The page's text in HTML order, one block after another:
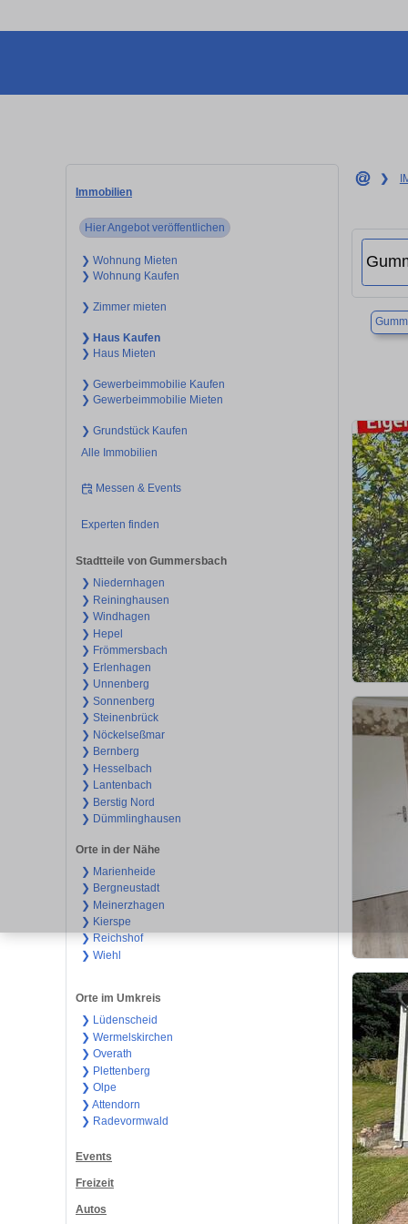
Immobilien
Hier Angebot veröffentlichen
❯ Wohnung Mieten
❯ Wohnung Kaufen
❯ Zimmer mieten
❯ Haus Kaufen
❯ Haus Mieten
❯ Gewerbeimmobilie Kaufen
❯ Gewerbeimmobilie Mieten
❯ Grundstück Kaufen
Alle Immobilien
Messen & Events
Experten finden
Stadtteile von Gummersbach
❯ Niedernhagen
❯ Reininghausen
❯ Windhagen
❯ Hepel
❯ Frömmersbach
❯ Erlenhagen
❯ Unnenberg
❯ Sonnenberg
❯ Steinenbrück
❯ Nöckelseßmar
❯ Bernberg
❯ Hesselbach
❯ Lantenbach
❯ Berstig Nord
❯ Dümmlinghausen
Orte in der Nähe
❯ Marienheide
❯ Bergneustadt
❯ Meinerzhagen
❯ Kierspe
❯ Reichshof
❯ Wiehl
Orte im Umkreis
❯ Lüdenscheid
❯ Wermelskirchen
❯ Overath
❯ Plettenberg
❯ Olpe
❯ Attendorn
❯ Radevormwald
Events
Freizeit
Autos
❯